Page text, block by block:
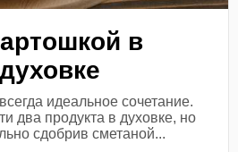
в
идеальное сочетание.
два продукта в духовке, но
сдобрив сметаной...